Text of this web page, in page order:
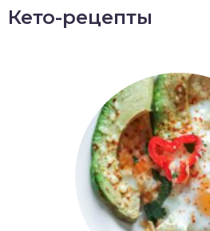
Кето-рецепты